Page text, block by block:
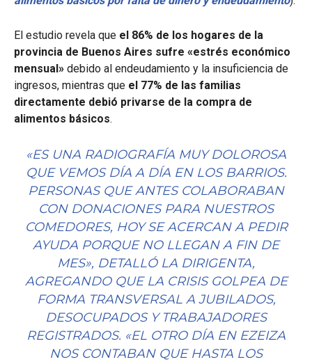
El estudio revela que el 86% de los hogares de la
provincia de Buenos Aires sufre «estrés económico
mensual» debido al endeudamiento y la insuficiencia de
ingresos, mientras que el 77% de las familias
directamente debió privarse de la compra de
alimentos básicos.
«ES UNA RADIOGRAFÍA MUY DOLOROSA
QUE VEMOS DÍA A DÍA EN LOS BARRIOS.
PERSONAS QUE ANTES COLABORABAN
CON DONACIONES PARA NUESTROS
COMEDORES, HOY SE ACERCAN A PEDIR
AYUDA PORQUE NO LLEGAN A FIN DE
MES», DETALLÓ LA DIRIGENTA,
AGREGANDO QUE LA CRISIS GOLPEA DE
FORMA TRANSVERSAL A JUBILADOS,
DESOCUPADOS Y TRABAJADORES
REGISTRADOS. «EL OTRO DÍA EN EZEIZA
NOS CONTABAN QUE HASTA LOS